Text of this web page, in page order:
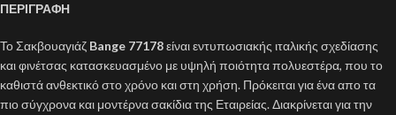
ΠΕΡΙΓΡΑΦΗ
Το Σακβουαγιάζ Bange 77178είναι εντυπωσιακής ιταλικής σχεδίασης
και φινέτσας κατασκευασμένο με υψηλή ποιότητα πολυεστέρα, που το
καθιστά ανθεκτικό στο χρόνο και στη χρήση. Πρόκειται για ένα απο τα
πιο σύγχρονα και μοντέρνα σακίδια της Εταιρείας. Διακρίνεται για την